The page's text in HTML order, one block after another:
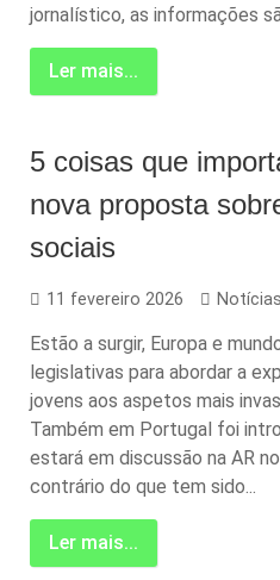
jornalístico, as informações
Ler mais...
5 coisas que
nova proposta
sociais
11 fevereiro 2026 Notícias
Estão a surgir, Europa e
legislativas para abordar a
jovens aos aspetos mais
Também em Portugal foi
estará em discussão na AR
contrário do que tem sido...
Ler mais...